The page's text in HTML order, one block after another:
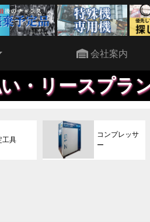
会社案内
、※尚、法人
工具
コンプレッサ
ー